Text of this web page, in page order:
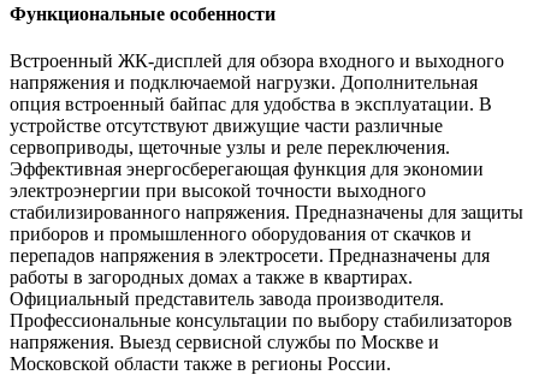
Функциональные особенности
Встроенный ЖК-дисплей для обзора входного и выходного
напряжения и подключаемой нагрузки. Дополнительная
опция встроенный байпас для удобства в эксплуатации. В
устройстве отсутствуют движущие части различные
сервоприводы, щеточные узлы и реле переключения.
Эффективная энергосберегающая функция для экономии
электроэнергии при высокой точности выходного
стабилизированного напряжения. Предназначены для защиты
приборов и промышленного оборудования от скачков и
перепадов напряжения в электросети. Предназначены для
работы в загородных домах а также в квартирах.
Официальный представитель завода производителя.
Профессиональные консультации по выбору стабилизаторов
напряжения. Выезд сервисной службы по Москве и
Московской области также в регионы России.